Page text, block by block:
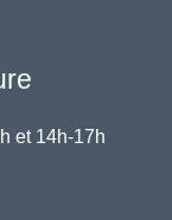
et 14h-17h